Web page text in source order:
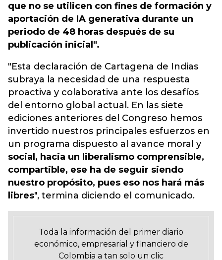
que no se utilicen con fines de formación y
aportación de IA generativa durante un
periodo de 48 horas después de su
publicación inicial".
"Esta declaración de Cartagena de Indias
subraya la necesidad de una respuesta
proactiva y colaborativa ante los desafíos
del entorno global actual. En las siete
ediciones anteriores del Congreso hemos
invertido nuestros principales esfuerzos en
un programa dispuesto al avance moral y
social, hacia un liberalismo comprensible,
compartible, ese ha de seguir siendo
nuestro propósito, pues eso nos hará más
libres", termina diciendo el comunicado.
Toda la información del primer diario
económico, empresarial y financiero de
Colombia a tan solo un clic